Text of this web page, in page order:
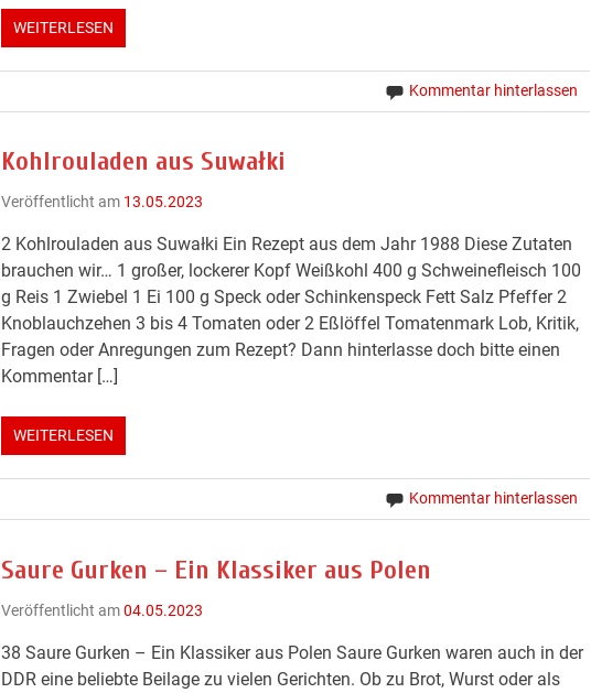
WEITERLESEN
Kommentar hinterlassen
Kohlrouladen aus Suwałki
Veröffentlicht am 13.05.2023
2 Kohlrouladen aus Suwałki Ein Rezept aus dem Jahr 1988 Diese Zutaten
brauchen wir… 1 großer, lockerer Kopf Weißkohl 400 g Schweinefleisch 100
g Reis 1 Zwiebel 1 Ei 100 g Speck oder Schinkenspeck Fett Salz Pfeffer 2
Knoblauchzehen 3 bis 4 Tomaten oder 2 Eßlöffel Tomatenmark Lob, Kritik,
Fragen oder Anregungen zum Rezept? Dann hinterlasse doch bitte einen
Kommentar […]
WEITERLESEN
Kommentar hinterlassen
Saure Gurken – Ein Klassiker aus Polen
Veröffentlicht am04.05.2023
38 Saure Gurken – Ein Klassiker aus Polen Saure Gurken waren auch in der
DDR eine beliebte Beilage zu vielen Gerichten. Ob zu Brot, Wurst oder als